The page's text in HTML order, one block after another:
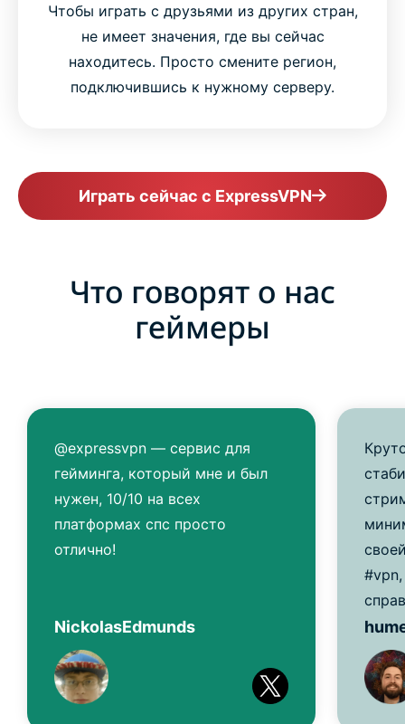
Чтобы играть с друзьями из других стран,
не имеет значения, где вы сейчас
находитесь. Просто смените регион,
подключившись к нужному серверу.
Играть сейчас с ExpressVPN
Что говорят о нас
геймеры
@expressvpn — сервис для
гейминга, который мне и был
нужен, 10/10 на всех
платформах спс просто
отлично!
NickolasEdmunds